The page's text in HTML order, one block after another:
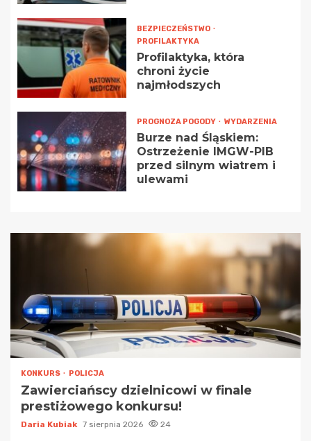
BEZPIECZEŃSTWO
PROFILAKTYKA
Profilaktyka, która
chroni życie
najmłodszych
PROGNOZA POGODY WYDARZENIA
Burze nad Śląskiem:
Ostrzeżenie IMGW-PIB
przed silnym wiatrem i
ulewami
KONKURS POLICJA
Zawierciańscy dzielnicowi w finale
prestiżowego konkursu!
Daria Kubiak 7 sierpnia 2026 24